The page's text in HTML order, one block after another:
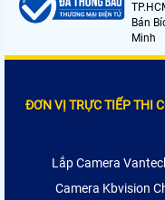
Bán
Minh
ĐƠN VỊ TRỰC TIẾP THI
Lắp Camera
Camera Kbvision